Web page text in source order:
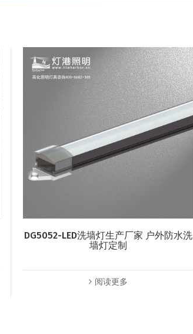
DG5052-LED洗墙灯生产厂家 户外防水洗
墙灯定制
阅读更多